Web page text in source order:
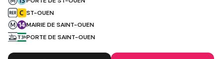
ST-OUEN
MAIRIE DE SAINT-OUEN
PORTE DE SAINT-OUEN